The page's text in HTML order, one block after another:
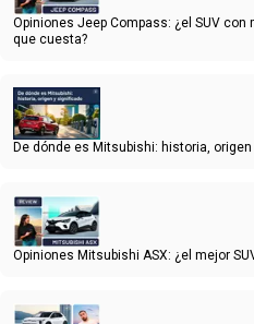
Opiniones Jeep Compass: ¿el SUV
que cuesta?
De dónde es Mitsubishi: historia,
Opiniones Mitsubishi ASX: ¿el mejor